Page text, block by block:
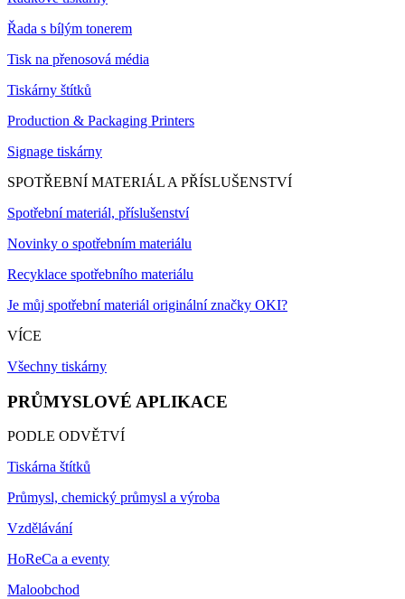
Řada s bílým tonerem
Tisk na přenosová média
Tiskárny štítků
Production & Packaging Printers
Signage tiskárny
SPOTŘEBNÍ MATERIÁL A PŘÍSLUŠENSTVÍ
Spotřební materiál, příslušenství
Novinky o spotřebním materiálu
Recyklace spotřebního materiálu
Je můj spotřební materiál originální značky OKI?
VÍCE
Všechny tiskárny
PRŮMYSLOVÉ APLIKACE
PODLE ODVĚTVÍ
Tiskárna štítků
Průmysl, chemický průmysl a výroba
Vzdělávání
HoReCa a eventy
Maloobchod